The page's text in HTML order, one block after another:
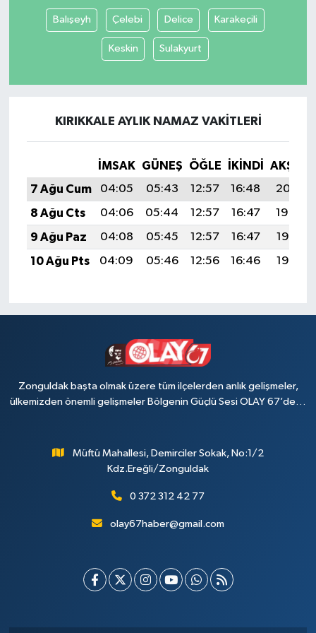
Balışeyh Çelebi Delice Karakeçili
Keskin Sulakyurt
KIRIKKALE AYLIK NAMAZ VAKITLERI
İMSAK GÜNEŞ ÖĞLE İKINDI
AKŞAM
7 Ağu Cum
04:05 05:43 12:57 16:48
20:01
8 Ağu Cts
04:06 05:44 12:57 16:47
19:59
9 Ağu Paz
04:08 05:45 12:57 16:47
19:58
10 Ağu Pts
04:09 05:46 12:56 16:46 19:57
Zonguldak başta olmak üzere tüm ilçelerden anlık gelişmeler,
ülkemizden önemli gelişmeler Bölgenin Güçlü Sesi OLAY 67’de…
Müftü Mahallesi, Demirciler Sokak, No:1/2
Kdz.Ereğli/Zonguldak
0 372 312 42 77
olay67haber@gmail.com
Tüm Makaleler
Son Dakika
Tüm Haberler